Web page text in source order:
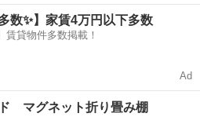
がなかったので組み立てた状態で置
。 ■状態... ステンレス棚のフィルムはそのまま...
数✨】家賃4万円以下多数
賃貸物件多数掲載！
Ad
マグネット折り畳み棚